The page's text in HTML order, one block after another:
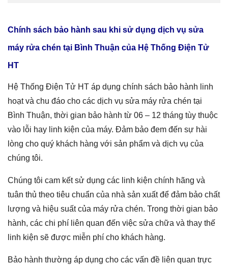
Chính sách bảo hành sau khi sử dụng dịch vụ sửa
máy rửa chén tại Bình Thuận của Hệ Thống Điện Tử
HT
Hệ Thống Điện Tử HT áp dụng chính sách bảo hành linh
hoạt và chu đáo cho các dịch vụ sửa máy rửa chén tại
Bình Thuận, thời gian bảo hành từ 06 – 12 tháng tùy thuộc
vào lỗi hay linh kiện của máy. Đảm bảo đem đến sự hài
lòng cho quý khách hàng với sản phẩm và dịch vụ của
chúng tôi.
Chúng tôi cam kết sử dụng các linh kiện chính hãng và
tuân thủ theo tiêu chuẩn của nhà sản xuất để đảm bảo chất
lượng và hiệu suất của máy rửa chén. Trong thời gian bảo
hành, các chi phí liên quan đến việc sửa chữa và thay thế
linh kiện sẽ được miễn phí cho khách hàng.
Bảo hành thường áp dụng cho các vấn đề liên quan trực